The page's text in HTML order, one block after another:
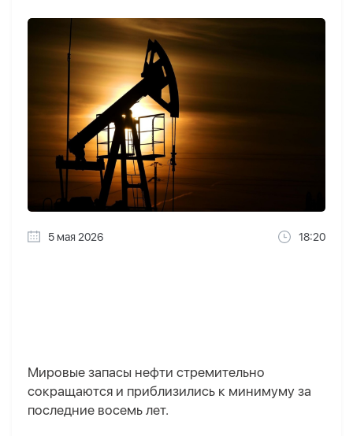
5 мая 2026 18:20
Мировые запасы нефти стремительно
сокращаются и приблизились к минимуму за
последние восемь лет.